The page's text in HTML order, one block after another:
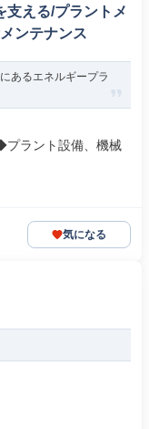
支える/プラントメ
ンテナンス
あるエネルギープラ
プラント設備、機械
気になる